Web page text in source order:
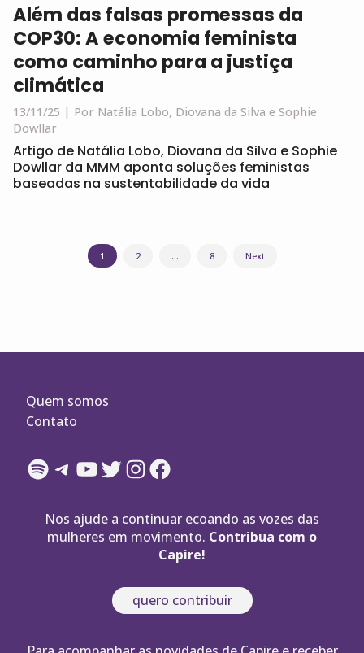
Além das falsas promessas da
COP30: A economia feminista
como caminho para a justiça
climática
13/11/25
Por Natália Lobo, Diovana da Silva e Sophie
Dowllar
Artigo de Natália Lobo, Diovana da Silva e Sophie
Dowllar da MMM aponta soluções feministas
baseadas na sustentabilidade da vida
Navegação
1 2 … 8 Next
Quem somos
Contato
Spotify
Telegram
YouTube
Twitter
Instagram
Facebook
Nos ajude a continuar ecoando as vozes das
mulheres em movimento. Contribua com o
Capire!
quero contribuir